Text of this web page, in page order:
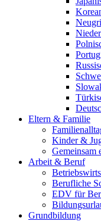
Eltern & Familie
Kinder &
Gemeinsam
Arbeit & Beruf
Berufliche
EDV für
Grundbildung